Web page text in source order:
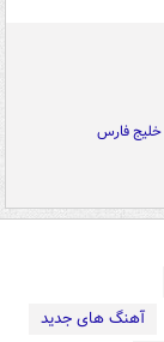
خلیج فارس
آهنگ های جدید